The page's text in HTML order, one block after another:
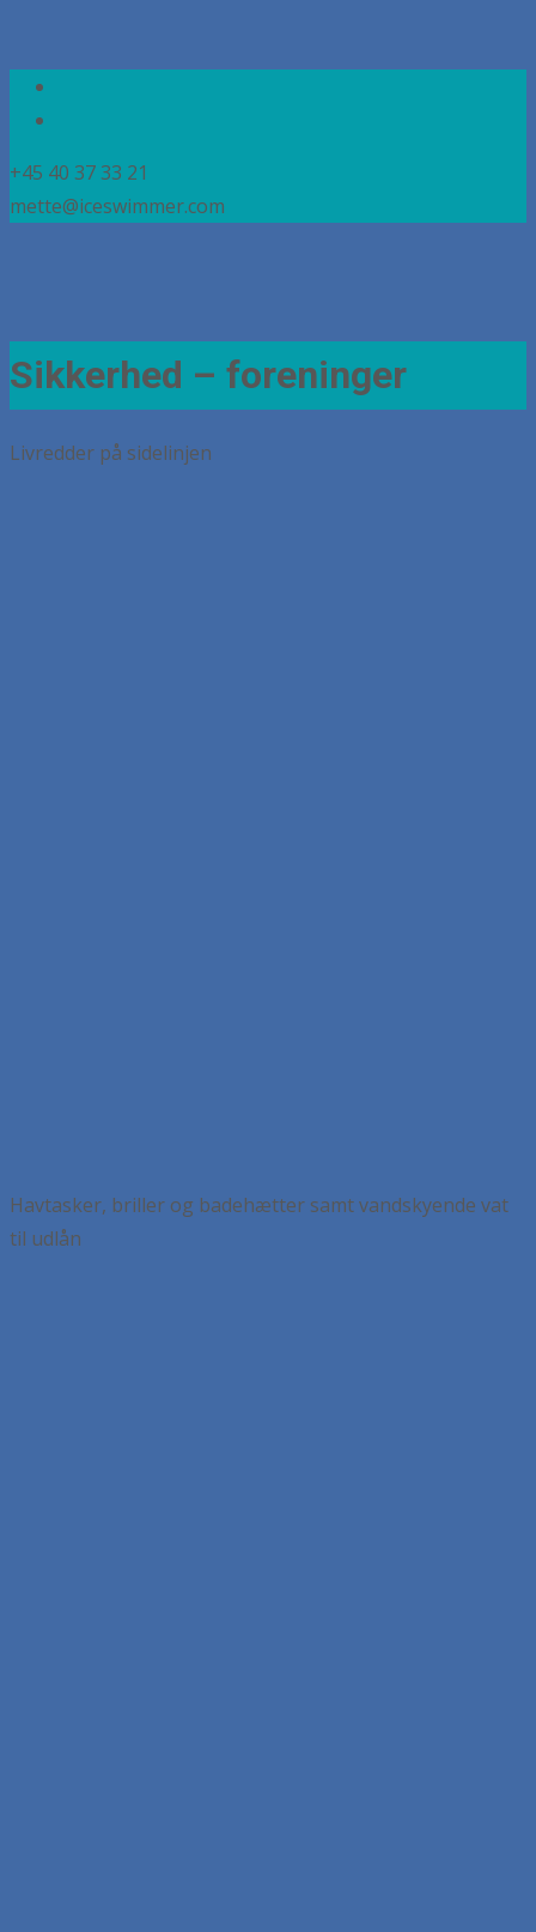
+45 40 37 33 21
mette@iceswimmer.com
Sikkerhed – foreninger
Livredder på sidelinjen
Havtasker, briller og badehætter samt vandskyende vat
til udlån